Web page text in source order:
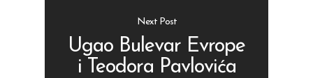
Next Post
Ugao Bulevar Evrope
i Teodora Pavlovića
Sušeno Voće
Paketi proizvoda